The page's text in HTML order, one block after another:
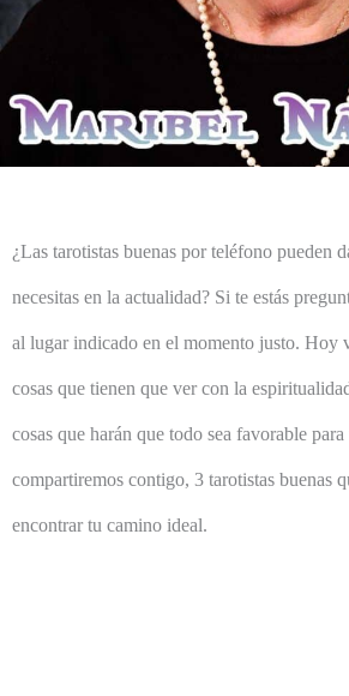
¿Las tarotistas buenas por teléfono pueden
necesitas en la actualidad? Si te estás
al lugar indicado en el momento justo. Hoy
cosas que tienen que ver con la
cosas que harán que todo sea favorable
compartiremos contigo, 3 tarotistas buenas
encontrar tu camino ideal.